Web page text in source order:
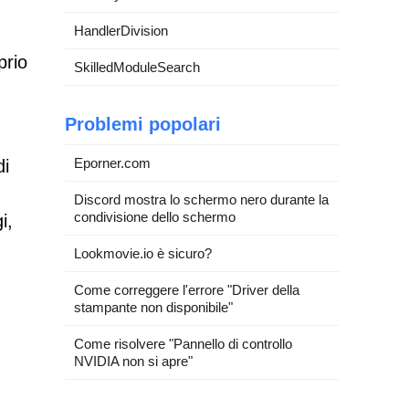
HandlerDivision
SkilledModuleSearch
Problemi popolari
Eporner.com
Discord mostra lo schermo nero durante la
condivisione dello schermo
Lookmovie.io è sicuro?
Come correggere l'errore "Driver della
stampante non disponibile"
Come risolvere "Pannello di controllo
NVIDIA non si apre"